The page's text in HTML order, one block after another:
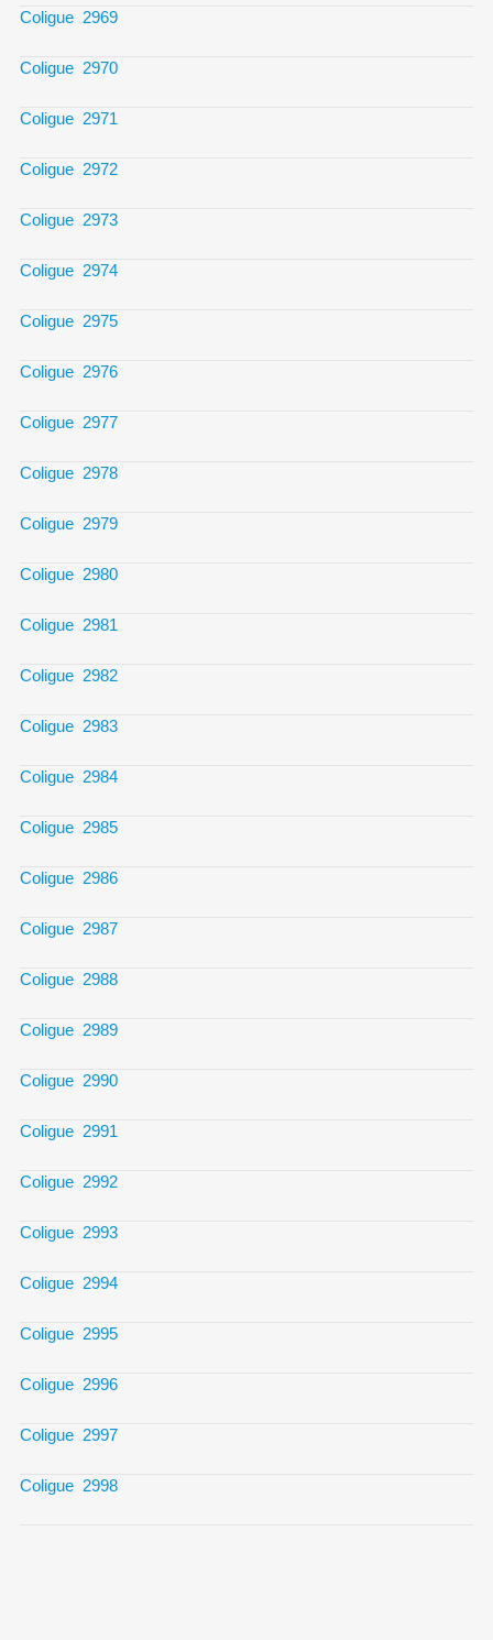
Coligue 2969
Coligue 2970
Coligue 2971
Coligue 2972
Coligue 2973
Coligue 2974
Coligue 2975
Coligue 2976
Coligue 2977
Coligue 2978
Coligue 2979
Coligue 2980
Coligue 2981
Coligue 2982
Coligue 2983
Coligue 2984
Coligue 2985
Coligue 2986
Coligue 2987
Coligue 2988
Coligue 2989
Coligue 2990
Coligue 2991
Coligue 2992
Coligue 2993
Coligue 2994
Coligue 2995
Coligue 2996
Coligue 2997
Coligue 2998